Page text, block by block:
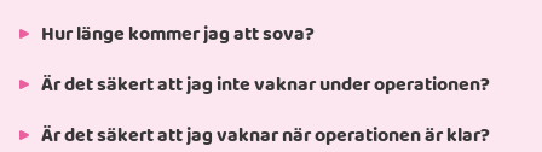
Hur länge kommer jag att sova?
Är det säkert att jag inte vaknar under operationen?
Är det säkert att jag vaknar när operationen är klar?